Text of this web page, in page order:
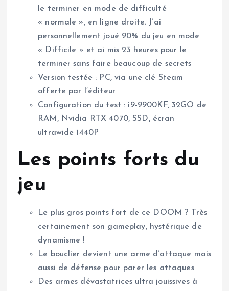
le terminer en mode de difficulté
« normale », en ligne droite. J’ai
personnellement joué 90% du jeu en mode
« Difficile » et ai mis 23 heures pour le
terminer sans faire beaucoup de secrets
Version testée : PC, via une clé Steam
offerte par l’éditeur
Configuration du test : i9-9900KF, 32GO de
RAM, Nvidia RTX 4070, SSD, écran
ultrawide 1440P
Les points forts du
jeu
Le plus gros points fort de ce DOOM ? Très
certainement son gameplay, hystérique de
dynamisme !
Le bouclier devient une arme d’attaque mais
aussi de défense pour parer les attaques
Des armes dévastatrices ultra jouissives à